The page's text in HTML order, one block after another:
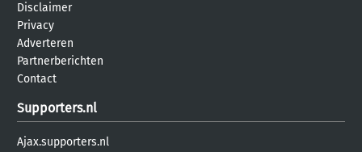
Disclaimer
Privacy
Adverteren
Partnerberichten
Contact
Supporters.nl
Ajax.supporters.nl